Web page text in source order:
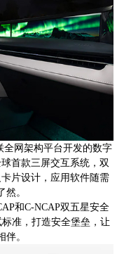
全网架构平台开发的数字
首款三屏交互系统，双
片设计，应用软件随需
然。
和C-NCAP双五星安全
准，打造安全堡垒，让
伴。